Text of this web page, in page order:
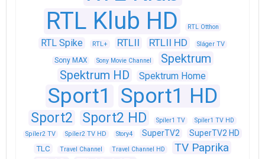
RTL Klub HD
RTL Otthon
RTL Spike RTL+ RTLII RTLII HD Sláger TV
Sony MAX Sony Movie Channel
Spektrum
Spektrum HD
Spektrum Home
Sport1 Sport1 HD
Sport2 Sport2 HD Spíler1 TV
Spíler1 TV HD
Spíler2 TV
Spíler2 TV HD Story4 SuperTV2 SuperTV2 HD
TLC Travel Channel Travel Channel HD TV Paprika